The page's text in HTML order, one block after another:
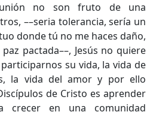
no son fruto de una
––seria tolerancia, sería un
donde tú no me haces daño,
pactada––, Jesús no quiere
su vida, la vida de
la vida del amor y por ello
de Cristo es aprender
en una comunidad